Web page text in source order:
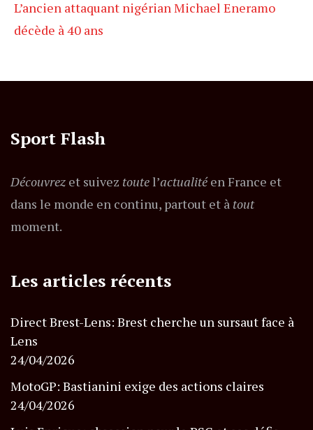
L’ancien attaquant nigérian Michael Eneramo
décède à 40 ans
Sport Flash
Découvrez et suivez toutel’actualitéen France et
dans le monde en continu, partout et à tout
moment.
Les articles récents
Direct Brest-Lens: Brest cherche un sursaut face à
Lens
24/04/2026
MotoGP: Bastianini exige des actions claires
24/04/2026